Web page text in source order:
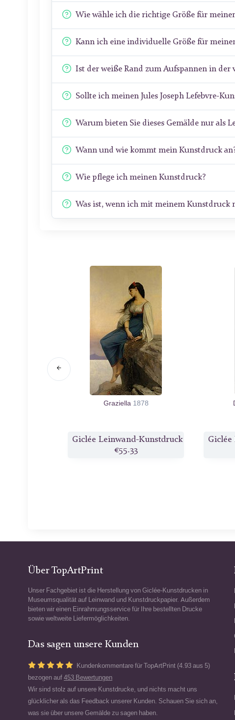
Wie wähle ich die richtige Größe für
Kann ich eine individuelle Größe für
Ist der weiße Rand zum Aufspannen in
Sollte ich meinen Jules Joseph Lefebvre-
Warum bieten Sie dieses Gemälde nur als
Wann und wie kommt mein Kunstdruck
Wie pflege ich meinen Kunstdruck?
Was ist, wenn ich mit meinem Kunstdruck
Graziella 1878
Giclée Leinwand-Kunstdruck
€55.33
Giclée
Über TopArtPrint
Unser Fachgebiet ist die Herstellung von Giclée-Kunstdrucken in
Museumsqualität auf Leinwand und Kunstdruckpapier. Außerdem
bieten wir einen Einrahmungsservice für Ihre bestellten Drucke
sowie weltweite Liefermöglichkeiten.
Das sagen unsere Kunden
Kundenkommentare für TopArtPrint (4.93 aus 5)
bezogen auf 453 Bewertungen
Wir sind stolz auf unsere Kunstdrucke, und nichts macht uns
glücklicher als das Feedback unserer Kunden. Schauen Sie sich an,
was sie über unsere Gemälde zu sagen haben.